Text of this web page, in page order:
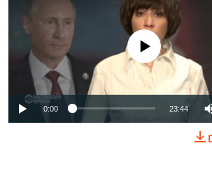
No media source currently
0:00 23:44